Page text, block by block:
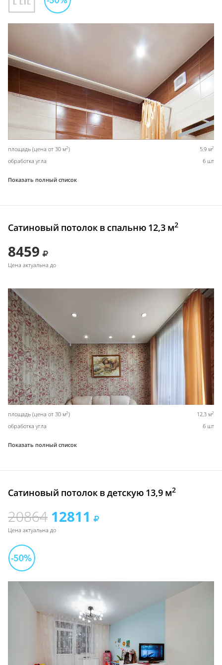
площадь (цена от 30 м2) 5,9 м2
обработка угла 6 шт
Показать полный список
Сатиновый потолок в спальню 12,3 м2
8459
Цена актуальна до
площадь (цена от 30 м2) 12,3 м2
обработка угла 6 шт
Показать полный список
Сатиновый потолок в детскую 13,9 м2
20864 12811
Цена актуальна до